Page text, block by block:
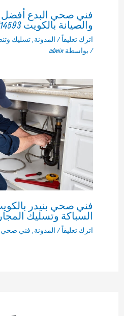
فني صحي البدع أفضل
والصيانة بالكويت 69614593
اترك تعليقاً / المدونة,تسليك
/ بواسطة admin
فني صحي بنيدر
السباكة وتسليك المجاري
اترك تعليقاً / المدونة, فني صحي